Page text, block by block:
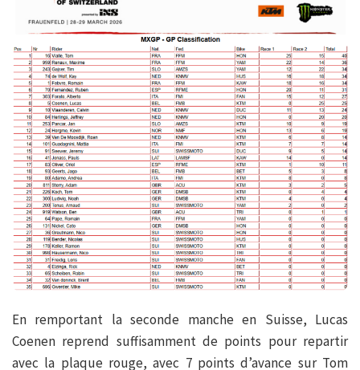
En remportant la seconde manche en Suisse, Lucas
Coenen reprend suffisamment de points pour repartir
avec la plaque rouge, avec 7 points d’avance sur Tom